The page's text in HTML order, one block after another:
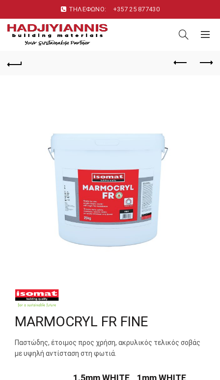
ΤΗΛΕΦΩΝΟ: +357 25 877430
MARMOCRYL FR FINE
Παστώδης, έτοιμος προς χρήση, ακρυλικός τελικός σοβάς
με υψηλή αντίσταση στη φωτιά.
1.5mm WHITE
1mm WHITE